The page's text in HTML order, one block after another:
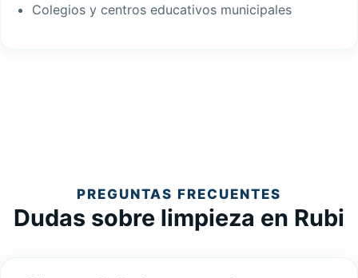
Colegios y centros educativos municipales
PREGUNTAS FRECUENTES
Dudas sobre limpieza en Rubi